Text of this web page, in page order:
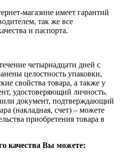
магазине имеет гарантий
так же все
и паспорта.
четырнадцати дней с
целостность упаковки,
свойства товара, а также у
удостоверяющий личность.
документ, подтверждающий
(накладная, счет) – можете
приобретения товара в
качества Вы можете: